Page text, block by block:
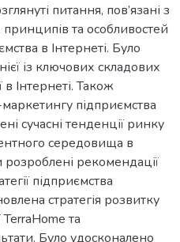
питання, пов’язані з
та особливостей
в Інтернеті. Було
із ключових складових
в Інтернеті. Також
підприємства
сучасні тенденції ринку
середовища в
розроблені рекомендації
підприємства
стратегія розвитку
та
Було удосконалено